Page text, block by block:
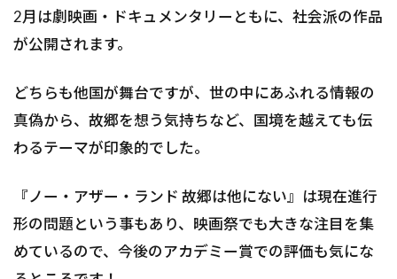
2月は劇映画・ドキュメンタリーともに、社会派の作品
が公開されます。
どちらも他国が舞台ですが、世の中にあふれる情報の
真偽から、故郷を想う気持ちなど、国境を越えても伝
わるテーマが印象的でした。
『ノー・アザー・ランド 故郷は他にない』は現在進行
形の問題という事もあり、映画祭でも大きな注目を集
めているので、今後のアカデミー賞での評価も気にな